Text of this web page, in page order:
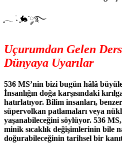
ִֶָ𓂃 ࣪˖ ִֶָ🐇་༘࿐
Uçurumdan Gelen
Dünyaya Uyarılar
536 MS’nin bizi bugün hâlâ
İnsanlığın doğa karşısındaki
hatırlatıyor. Bilim insanları,
süpervolkan patlamaları veya
yaşanabileceğini söylüyor. 536
minik sıcaklık değişimlerinin bile
doğurabileceğinin tarihsel bir